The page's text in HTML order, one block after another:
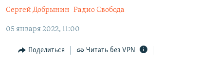
главной
навигации
Вернутся
поиску
11 ЛЕТ ОККУПАЦИИ КРЫМА. 11 ИСТОРИЙ СОПРОТИВЛЕНИЯ
ЕЩЕ
ИНТЕРАКТИВ
ИНФОГРАФИКА
РАДІО СВОБОДА
КАК ОБОЙТИ БЛОКИРОВКУ
Сергей Добрынин Радио Свобода
05 января 2022, 11:00
Поделиться Читать без VPN